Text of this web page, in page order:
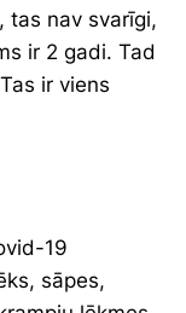
tas nav svarīgi,
ir 2 gadi. Tad
ir viens
19
sāpes,